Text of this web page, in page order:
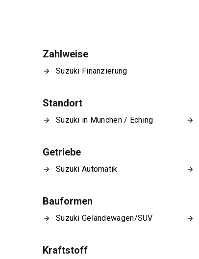
Zahlweise
Suzuki Finanzierung
Standort
Suzuki in München / Eching
Getriebe
Suzuki Automatik
Bauformen
Suzuki Geländewagen/SUV
Kraftstoff